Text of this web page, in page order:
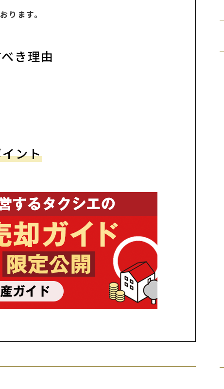
ります。
き理由
ント